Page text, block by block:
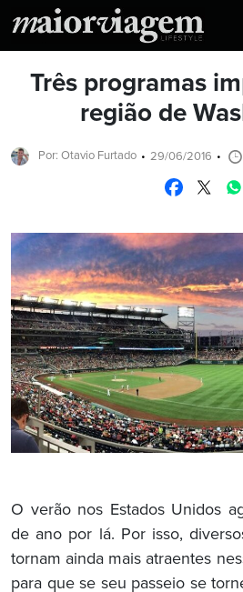
Três programas
região de
Por: Otavio Furtado 29/06/2016
O verão nos Estados Unidos
de ano por lá. Por isso,
tornam ainda mais atraentes
para que se seu passeio se